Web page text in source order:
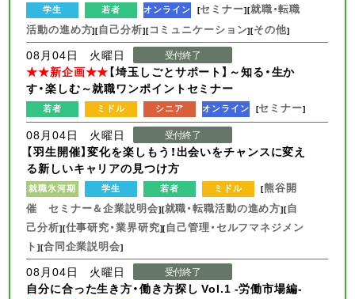
学生 若者 オンライン [セミナー][就職・転職
活動の進め方][自己分析][コミュニケーション][その他]
08月04日 火曜日 受付終了
★★新企画★★【埼玉しごとサポート】～知る・生か
す・楽しむ～就職ワンポイントセミナー
若者 ミドル シニア オンライン [セミナー]
08月04日 火曜日 受付終了
【羽生開催】変化を楽しもう！出会いをチャンスに変え
る新しいキャリアの見つけ方
就職氷河期 学生 若者 ミドル [熊谷開
催 セミナー＆企業説明会][就職・転職活動の進め方][自
己分析][仕事研究・業界研究][自己管理・セルフマネジメン
ト][合同企業説明会]
08月04日 火曜日 受付終了
自分に合った生き方・働き方探し Vol.1 -労働市場編-